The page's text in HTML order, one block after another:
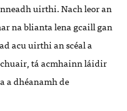
uirthi. Nach leor an
na blianta lena gcaill gan
acu uirthi an scéal a
tá acmhainn láidir
a dhéanamh de